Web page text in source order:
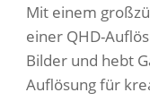
Mit einem
einer QHD-
Bilder und hebt
Auflösung für